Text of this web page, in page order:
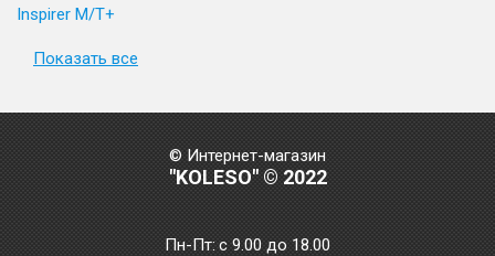
Inspirer M/T+
Показать все
© Интернет-магазин
"KOLESO" © 2022
Пн-Пт:с 9.00 до 18.00